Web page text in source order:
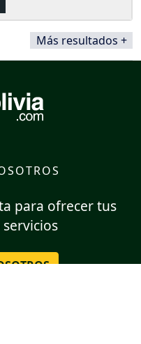
Más resultados +
para ofrecer tus